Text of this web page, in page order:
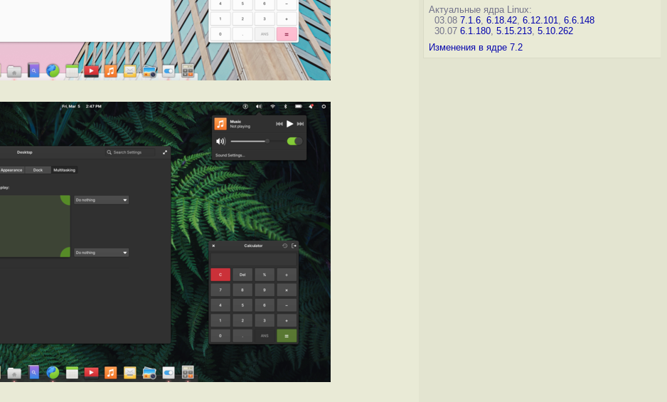
Актуальные ядра Linux:
03.08 7.1.6, 6.18.42, 6.12.101, 6.6.148
30.07 6.1.180, 5.15.213, 5.10.262
Изменения в ядре 7.2